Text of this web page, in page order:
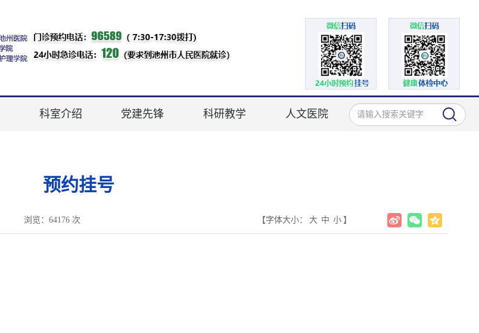
科室介绍 党建先锋 科研教学 人文医院
预约挂号
浏览：64176 次 【字体大小： 大 中 小 】